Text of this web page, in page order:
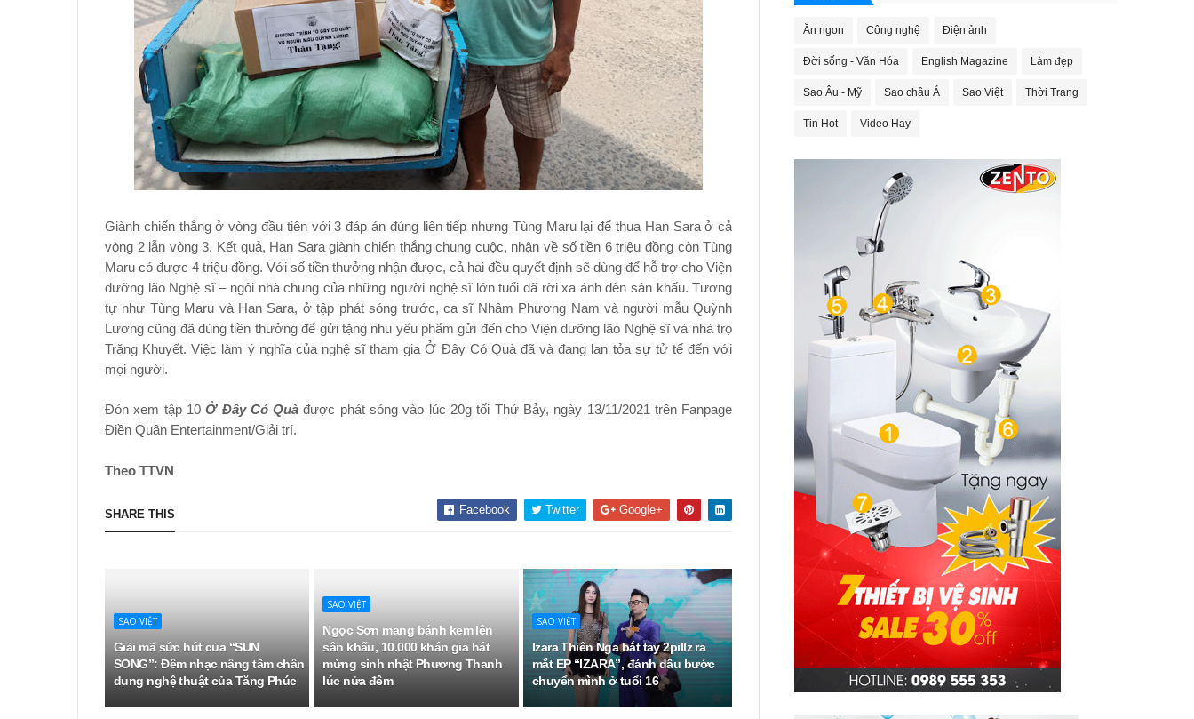
Giành chiến thắng ở vòng đầu tiên với 3 đáp án đúng liên tiếp nhưng Tùng Maru lại để thua Han Sara ở cả
vòng 2 lẫn vòng 3. Kết quả, Han Sara giành chiến thắng chung cuộc, nhận về số tiền 6 triệu đồng còn Tùng
Maru có được 4 triệu đồng. Với số tiền thưởng nhận được, cả hai đều quyết định sẽ dùng để hỗ trợ cho Viện
dưỡng lão Nghệ sĩ – ngôi nhà chung của những người nghệ sĩ lớn tuổi đã rời xa ánh đèn sân khấu. Tương
tự như Tùng Maru và Han Sara, ở tập phát sóng trước, ca sĩ Nhâm Phương Nam và người mẫu Quỳnh
Lương cũng đã dùng tiền thưởng để gửi tặng nhu yếu phẩm gửi đến cho Viện dưỡng lão Nghệ sĩ và nhà trọ
Trăng Khuyết. Việc làm ý nghĩa của nghệ sĩ tham gia Ở Đây Có Quà đã và đang lan tỏa sự tử tế đến với
mọi người.
Đón xem tập 10Ở Đây Có Quà được phát sóng vào lúc 20g tối Thứ Bảy, ngày 13/11/2021 trên Fanpage
Điền Quân Entertainment/Giải trí.
Theo TTVN
SHARE THIS Facebook Twitter Google+
SAO VIỆT
Giải mã sức hút của “SUN
SONG”: Đêm nhạc nâng tầm chân
dung nghệ thuật của Tăng Phúc
SAO VIỆT
Ngọc Sơn mang bánh kem lên
sân khấu, 10.000 khán giả hát
mừng sinh nhật Phương Thanh
lúc nửa đêm
SAO VIỆT
Izara Thiên Nga bắt tay 2pillz ra
mắt EP “IZARA”, đánh dấu bước
chuyển mình ở tuổi 16
Ăn ngon Công nghệ Điện ảnh
Đời sống - Văn Hóa English Magazine Làm đẹp
Sao Âu - Mỹ Sao châu Á Sao Việt Thời Trang
Tin Hot Video Hay